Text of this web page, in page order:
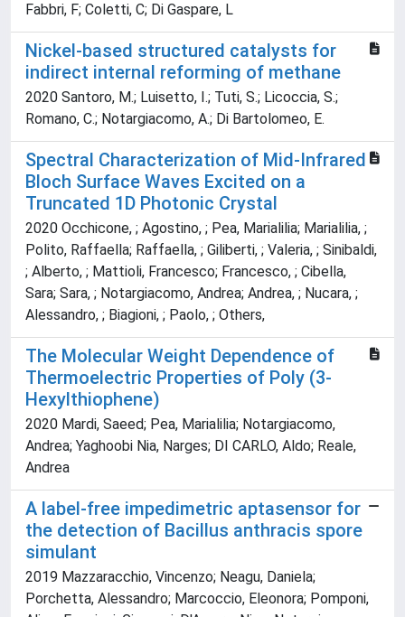
Fabbri, F; Coletti, C; Di Gaspare, L
Nickel-based structured catalysts for
indirect internal reforming of methane
2020 Santoro, M.; Luisetto, I.; Tuti, S.; Licoccia, S.;
Romano, C.; Notargiacomo, A.; Di Bartolomeo, E.
Spectral Characterization of Mid-Infrared
Bloch Surface Waves Excited on a
Truncated 1D Photonic Crystal
2020 Occhicone, ; Agostino, ; Pea, Marialilia; Marialilia, ;
Polito, Raffaella; Raffaella, ; Giliberti, ; Valeria, ; Sinibaldi,
; Alberto, ; Mattioli, Francesco; Francesco, ; Cibella,
Sara; Sara, ; Notargiacomo, Andrea; Andrea, ; Nucara, ;
Alessandro, ; Biagioni, ; Paolo, ; Others,
The Molecular Weight Dependence of
Thermoelectric Properties of Poly (3-
Hexylthiophene)
2020 Mardi, Saeed; Pea, Marialilia; Notargiacomo,
Andrea; Yaghoobi Nia, Narges; DI CARLO, Aldo; Reale,
Andrea
A label-free impedimetric aptasensor for
the detection of Bacillus anthracis spore
simulant
2019 Mazzaracchio, Vincenzo; Neagu, Daniela;
Porchetta, Alessandro; Marcoccio, Eleonora; Pomponi,